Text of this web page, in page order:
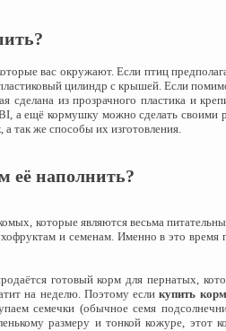
вас окружают. Если птиц
цилиндр с крышей. Если
из прозрачного пластика и
а ещё кормушку можно сделать своими
так же способы их изготовления.
её наполнить?
которые являются весьма
и семенам. Именно в это время
готовый корм для пернатых,
на неделю. Поэтому есликупить
семечки (обычное семя
размеру и тонкой кожуре, этот